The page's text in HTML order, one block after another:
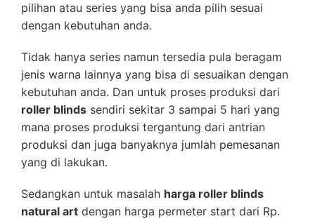
pilihan atau series yang bisa anda pilih sesuai
dengan kebutuhan anda.
Tidak hanya series namun tersedia pula beragam
jenis warna lainnya yang bisa di sesuaikan dengan
kebutuhan anda. Dan untuk proses produksi dari
roller blinds sendiri sekitar 3 sampai 5 hari yang
mana proses produksi tergantung dari antrian
produksi dan juga banyaknya jumlah pemesanan
yang di lakukan.
Sedangkan untuk masalah harga roller blinds
natural art dengan harga permeter start dari Rp.